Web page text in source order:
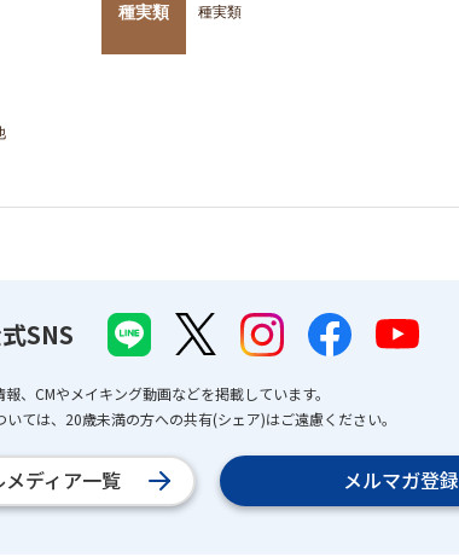
種実類 種実類
SNS
、CMやメイキング動画などを掲載しています。
ては、20歳未満の方への共有(シェア)はご遠慮ください。
ディア一覧 メルマガ登録